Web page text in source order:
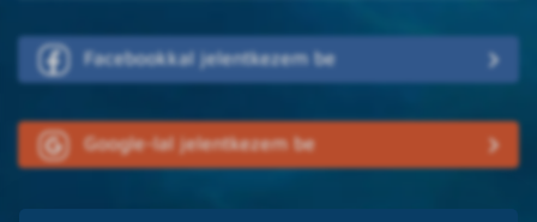
Facebookkal jelentkezem be
Google-lal jelentkezem be